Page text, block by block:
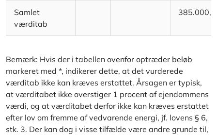
Samlet
værditab
Bemærk: Hvis der i tabellen ovenfor optræder beløb
markeret med *, indikerer dette, at det vurderede
værditab ikke kan kræves erstattet. Årsagen er typisk,
at værditabet ikke overstiger 1 procent af ejendommens
værdi, og at værditabet derfor ikke kan kræves erstattet
efter lov om fremme af vedvarende energi, jf. lovens § 6,
stk. 3. Der kan dog i visse tilfælde være andre grunde til,